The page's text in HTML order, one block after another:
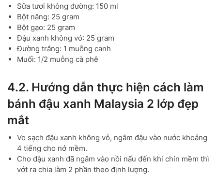
Sữa tươi không đường: 150 ml
Bột năng: 25 gram
Bột gạo: 25 gram
Đậu xanh không vỏ: 25 gram
Đường trắng: 1 muỗng canh
Muối: 1/2 muỗng cà phê
4.2. Hướng dẫn thực hiện cách làm
bánh đậu xanh Malaysia 2 lớp đẹp
mắt
Vo sạch đậu xanh không vỏ, ngâm đậu vào nước khoảng
4 tiếng cho nở mềm.
Cho đậu xanh đã ngâm vào nồi nấu đến khi chín mềm thì
vớt ra chia làm 2 phần theo định lượng.